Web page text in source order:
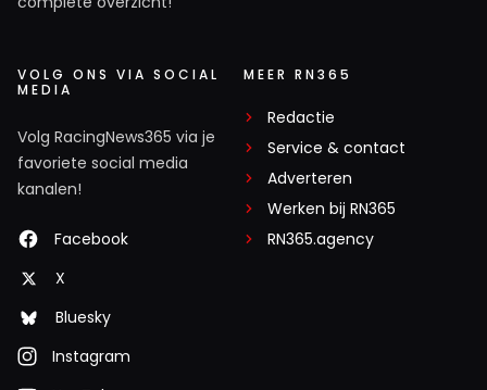
VOLG ONS VIA SOCIAL
MEDIA
Volg RacingNews365 via je
favoriete social media
kanalen!
Facebook
X
Bluesky
Instagram
MEER RN365
Redactie
Service & contact
Adverteren
Werken bij RN365
RN365.agency